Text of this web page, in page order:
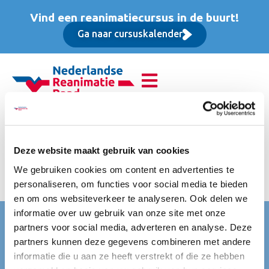
Deze website maakt gebruik van cookies
We gebruiken cookies om content en advertenties te
personaliseren, om functies voor social media te bieden
en om ons websiteverkeer te analyseren. Ook delen we
informatie over uw gebruik van onze site met onze
partners voor social media, adverteren en analyse. Deze
partners kunnen deze gegevens combineren met andere
informatie die u aan ze heeft verstrekt of die ze hebben
Vind een reanimatiecursus in de buurt!
Ga naar cursuskalender
Reanimatie van
volwassenen (BLS),
Basis cursus
Nederlandse Reanimatie Raad (NRR)
Mercatorlaan 1200
3528 BL Utrecht